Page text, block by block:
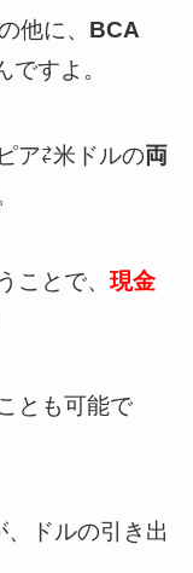
他に、 BCA
ですよ。
ア⇄米ドルの両
ことで、 現金
とも可能で
ドルの引き出